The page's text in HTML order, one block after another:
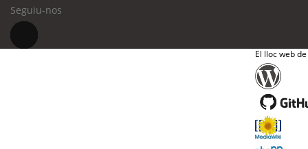
Seguiu-nos
El lloc web